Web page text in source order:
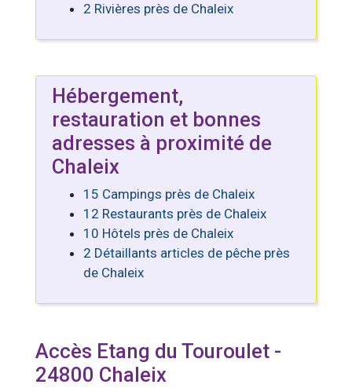
2 Rivières près de Chaleix
Hébergement,
restauration et bonnes
adresses à proximité de
Chaleix
15 Campings près de Chaleix
12 Restaurants près de Chaleix
10 Hôtels près de Chaleix
2 Détaillants articles de pêche près
de Chaleix
Accès Etang du Touroulet -
24800 Chaleix